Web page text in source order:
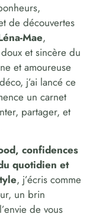
de découvertes
Mae,
et sincère du
et amoureuse
j’ai lancé ce
un carnet
partager, et
confidences
quotidien et
, j’écris comme
un brin
de vous